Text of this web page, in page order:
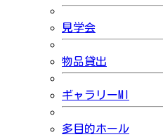
見学会
物品貸出
ギャラリーMI
多目的ホール